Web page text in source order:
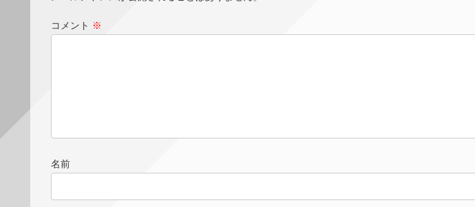
コメント ※
名前